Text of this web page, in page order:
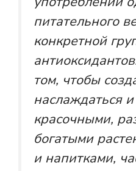
питательного
конкретной
том, чтобы
наслаждаться
красочными,
богатыми
и напитками,